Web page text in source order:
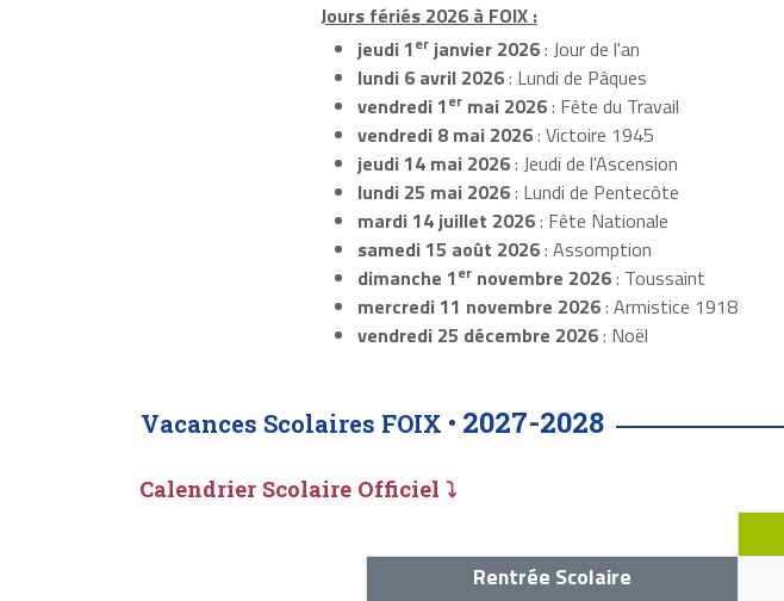
Jours fériés 2026 à FOIX :
jeudi 1erjanvier 2026: Jour de l'an
lundi 6 avril 2026: Lundi de Pâques
vendredi 1ermai 2026: Fête du Travail
vendredi 8 mai 2026: Victoire 1945
jeudi 14 mai 2026: Jeudi de l'Ascension
lundi 25 mai 2026: Lundi de Pentecôte
mardi 14 juillet 2026: Fête Nationale
samedi 15 août 2026: Assomption
dimanche 1ernovembre 2026: Toussaint
mercredi 11 novembre 2026: Armistice 1918
vendredi 25 décembre 2026: Noël
Vacances Scolaires FOIX • 2027-2028
Calendrier Scolaire Officiel ⤵
Rentrée Scolaire